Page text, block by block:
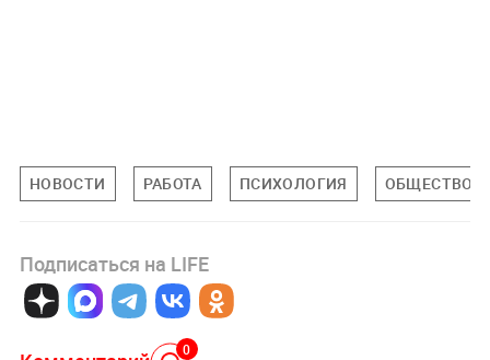
НОВОСТИ РАБОТА ПСИХОЛОГИЯ ОБЩЕСТВО
Подписаться на LIFE
0